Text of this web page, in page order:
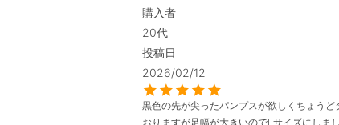
購入者
20代
投稿日
2026/02/12
黒色の先が尖ったパンプスが欲しくちょう
おりますが足幅が大きいのでLサイズにしま